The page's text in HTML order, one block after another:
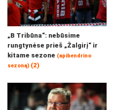
„B Tribūna“: nebūsime
rungtynėse prieš „Žalgirį“ ir
kitame sezone (apibendrino
sezoną) (2)